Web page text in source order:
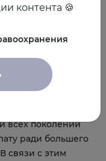
и время в
всех поколений
ради большего
связи с этим
контента 🍪